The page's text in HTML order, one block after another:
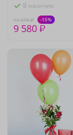
В наличии
11 270 ₽ -15%
9 580 ₽